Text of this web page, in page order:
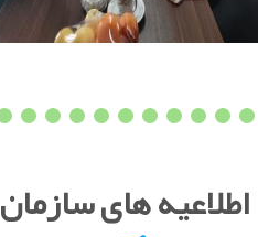
اطلاعیه های سازمان